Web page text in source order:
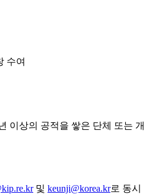
수여
이상의 공적을 쌓은 단체 또는 개
및 keunji@korea.kr로 동시